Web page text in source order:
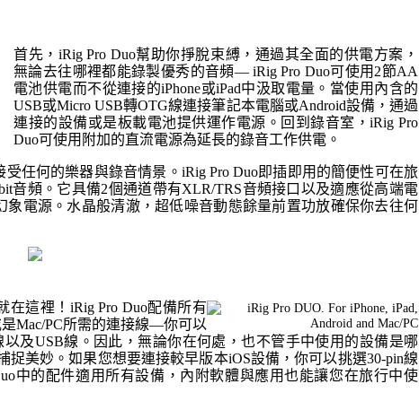
首先，iRig Pro Duo幫助你掙脫束縛，通過其全面的供電方案，
無論去往哪裡都能錄製優秀的音頻— iRig Pro Duo可使用2節AA
電池供電而不從連接的iPhone或iPad中汲取電量。當使用內含的
USB或Micro USB轉OTG線連接筆記本電腦或Android設備，通過
連接的設備或是板載電池提供運作電源。回到錄音室，iRig Pro
Duo可使用附加的直流電源為延長的錄音工作供電。
任何的樂器與錄音情景。iRig Pro Duo即插即用的簡便性可在旅
音頻。它具備2個通道帶有XLR/TRS音頻接口以及適應從高端電
象電源。水晶般清澈，超低噪音動態餘量前置功放確保你去往何
在這裡！iRig Pro Duo配備所有
是Mac/PC所需的連接線—你可以
以及USB線。因此，無論你在何處，也不管手中使用的設備是哪
捉美妙。如果您想要連接較早版本iOS設備，你可以挑選30-pin線
中的配件適用所有設備，內附軟體與應用也能讓您在旅行中使